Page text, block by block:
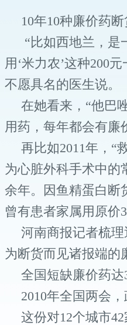
10年10种廉价药
“比如西地兰，是
用‘米力农’这种200
不愿具名的医生说。
在她看来，“他巴
用药，每年都会有廉
再比如2011年，“
为心脏外科手术中的
余年。因鱼精蛋白断
曾有患者家属用原价
河南商报记者梳
为断货而见诸报端的
全国短缺廉价药达
2010年全国两会
这份对12个城市